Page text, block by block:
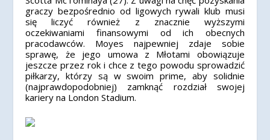
graczy bezpośrednio od ligowych rywali klub musi
się liczyć również z znacznie wyższymi
oczekiwaniami finansowymi od ich obecnych
pracodawców. Moyes najpewniej zdaje sobie
sprawę, że jego umowa z Młotami obowiązuje
jeszcze przez rok i chce z tego powodu sprowadzić
piłkarzy, którzy są w swoim prime, aby solidnie
(najprawdopodobniej) zamknąć rozdział swojej
kariery na London Stadium.